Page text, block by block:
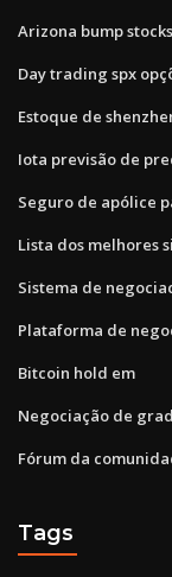
Arizona bump stocks
Day trading spx
Estoque de
Iota previsão de
Seguro de apólice
Lista dos melhores
Sistema de
Plataforma de
Bitcoin hold em
Negociação de
Fórum da
Tags